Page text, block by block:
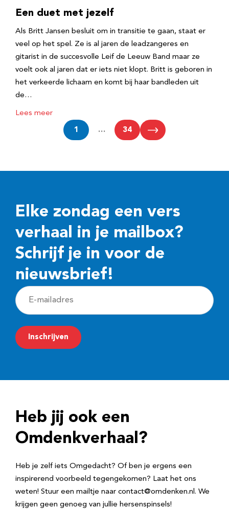
Een duet met jezelf
Als Britt Jansen besluit om in transitie te gaan, staat er
veel op het spel. Ze is al jaren de leadzangeres en
gitarist in de succesvolle Leif de Leeuw Band maar ze
voelt ook al jaren dat er iets niet klopt. Britt is geboren in
het verkeerde lichaam en komt bij haar bandleden uit
de…
Lees meer
1 … 34
Elke zondag een vers
verhaal in je mailbox?
Schrijf je in voor de
nieuwsbrief!
E
-
m
a
r
e
Inschrijven
Heb jij ook een
Omdenkverhaal?
Heb je zelf iets Omgedacht? Of ben je ergens een
inspirerend voorbeeld tegengekomen? Laat het ons
weten! Stuur een mailtje naar contact@omdenken.nl. We
krijgen geen genoeg van jullie hersenspinsels!